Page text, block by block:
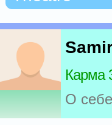
Карма
О себе